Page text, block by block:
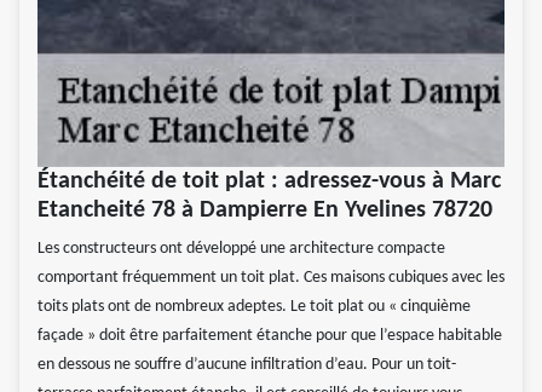
Étanchéité de toit plat : adressez-vous à Marc
Etancheité 78 à Dampierre En Yvelines 78720
Les constructeurs ont développé une architecture compacte
comportant fréquemment un toit plat. Ces maisons cubiques avec les
toits plats ont de nombreux adeptes. Le toit plat ou « cinquième
façade » doit être parfaitement étanche pour que l’espace habitable
en dessous ne souffre d’aucune infiltration d’eau. Pour un toit-